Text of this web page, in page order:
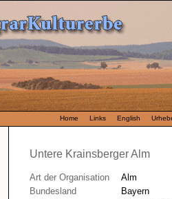
Home Links English
Untere Krainsberger Alm
Art der Organisation
Alm
Bundesland
Bayern